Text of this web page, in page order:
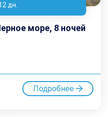
дн.
море, 8 ночей
Подробнее